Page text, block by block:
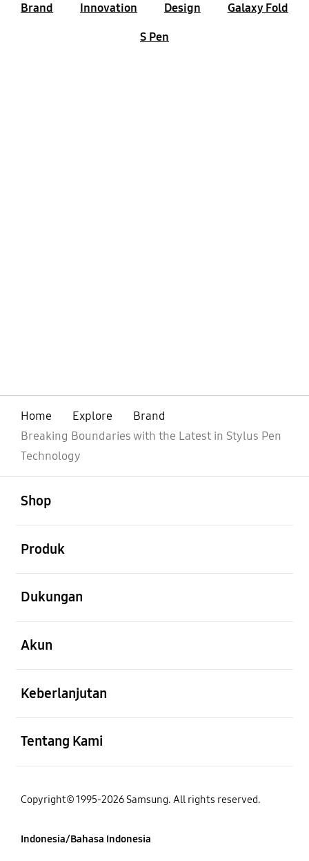
Brand Innovation Design
Galaxy Fold
S Pen
Home Explore
Brand
Breaking Boundaries with the Latest in Stylus Pen
Technology
Shop
Produk
Dukungan
Akun
Keberlanjutan
Tentang Kami
Copyright© 1995-2026 Samsung. All rights reserved.
Indonesia/Bahasa Indonesia